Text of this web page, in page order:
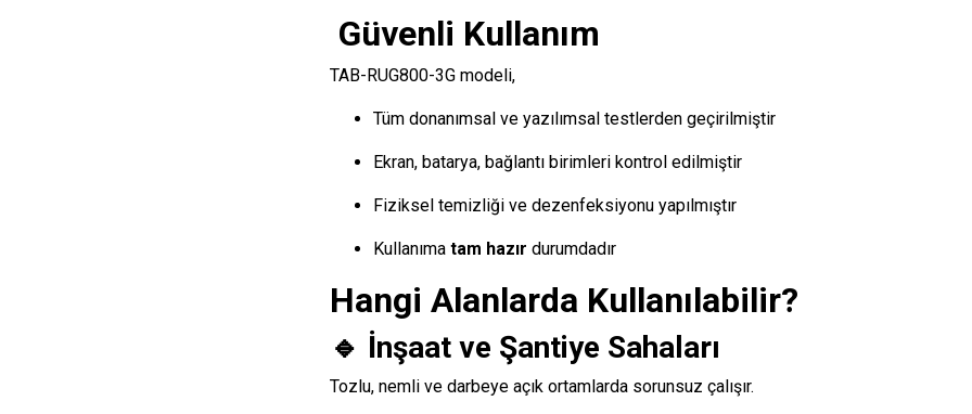
Güvenli Kullanım
TAB-RUG800-3G modeli,
Tüm donanımsal ve yazılımsal testlerden geçirilmiştir
Ekran, batarya, bağlantı birimleri kontrol edilmiştir
Fiziksel temizliği ve dezenfeksiyonu yapılmıştır
Kullanıma tam hazır durumdadır
Hangi Alanlarda Kullanılabilir?
🔹 İnşaat ve Şantiye Sahaları
Tozlu, nemli ve darbeye açık ortamlarda sorunsuz çalışır.